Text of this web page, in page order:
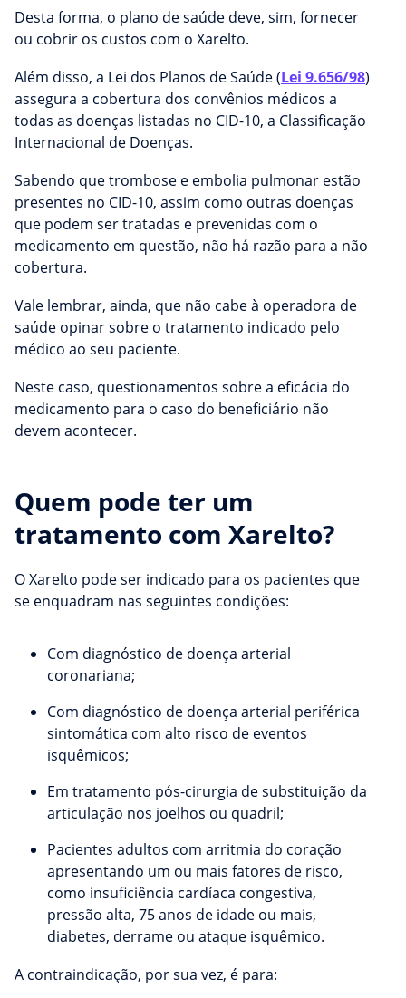
Desta forma, o plano de saúde deve, sim, fornecer
ou cobrir os custos com o Xarelto.
Além disso, a Lei dos Planos de Saúde (Lei 9.656/98)
assegura a cobertura dos convênios médicos a
todas as doenças listadas no CID-10, a Classificação
Internacional de Doenças.
Sabendo que trombose e embolia pulmonar estão
presentes no CID-10, assim como outras doenças
que podem ser tratadas e prevenidas com o
medicamento em questão, não há razão para a não
cobertura.
Vale lembrar, ainda, que não cabe à operadora de
saúde opinar sobre o tratamento indicado pelo
médico ao seu paciente.
Neste caso, questionamentos sobre a eficácia do
medicamento para o caso do beneficiário não
devem acontecer.
Quem pode ter um
tratamento com Xarelto?
O Xarelto pode ser indicado para os pacientes que
se enquadram nas seguintes condições:
Com diagnóstico de doença arterial
coronariana;
Com diagnóstico de doença arterial periférica
sintomática com alto risco de eventos
isquêmicos;
Em tratamento pós-cirurgia de substituição da
articulação nos joelhos ou quadril;
Pacientes adultos com arritmia do coração
apresentando um ou mais fatores de risco,
como insuficiência cardíaca congestiva,
pressão alta, 75 anos de idade ou mais,
diabetes, derrame ou ataque isquêmico.
A contraindicação, por sua vez, é para: